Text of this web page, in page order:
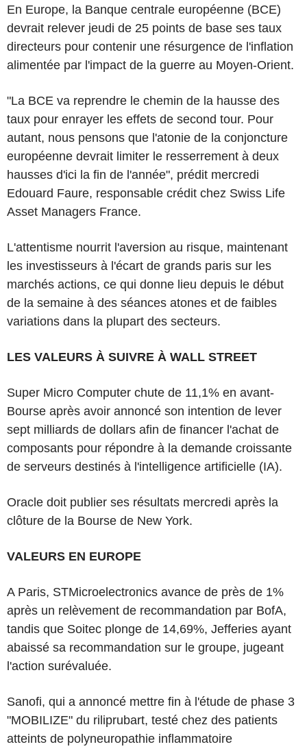
En Europe, la Banque centrale européenne (BCE)
devrait relever jeudi de 25 points de base ses taux
directeurs pour contenir une résurgence de l'inflation
alimentée par l'impact de la guerre au Moyen-Orient.
"La BCE va reprendre le chemin de la hausse des
taux pour enrayer les effets de second tour. Pour
autant, nous pensons que l'atonie de la conjoncture
européenne devrait limiter le resserrement à deux
hausses d'ici la fin de l'année", prédit mercredi
Edouard Faure, responsable crédit chez Swiss Life
Asset Managers France.
L'attentisme nourrit l'aversion au risque, maintenant
les investisseurs à l'écart de grands paris sur les
marchés actions, ce qui donne lieu depuis le début
de la semaine à des séances atones et de faibles
variations dans la plupart des secteurs.
LES VALEURS À SUIVRE À WALL STREET
Super Micro Computer chute de 11,1% en avant-
Bourse après avoir annoncé son intention de lever
sept milliards de dollars afin de financer l'achat de
composants pour répondre à la demande croissante
de serveurs destinés à l'intelligence artificielle (IA).
Oracle doit publier ses résultats mercredi après la
clôture de la Bourse de New York.
VALEURS EN EUROPE
A Paris, STMicroelectronics avance de près de 1%
après un relèvement de recommandation par BofA,
tandis que Soitec plonge de 14,69%, Jefferies ayant
abaissé sa recommandation sur le groupe, jugeant
l'action surévaluée.
Sanofi, qui a annoncé mettre fin à l'étude de phase 3
"MOBILIZE" du riliprubart, testé chez des patients
atteints de polyneuropathie inflammatoire